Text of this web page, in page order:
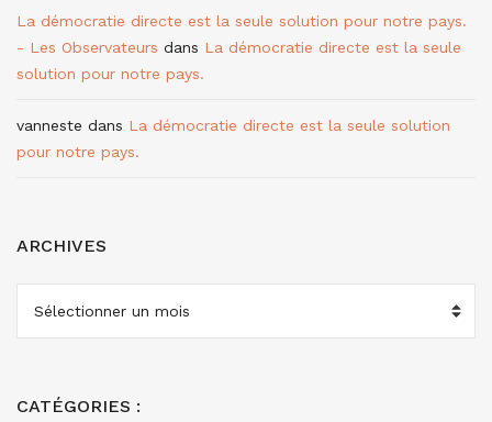
La démocratie directe est la seule solution pour notre pays.
- Les Observateurs dans La démocratie directe est la seule
solution pour notre pays.
vanneste dans La démocratie directe est la seule solution
pour notre pays.
ARCHIVES
CATÉGORIES :